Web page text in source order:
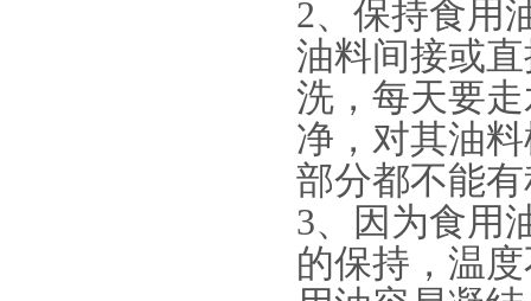
2、保持食用
油料间接或
洗，每天要
净，对其油
部分都不能
3、因为食用
的保持，温